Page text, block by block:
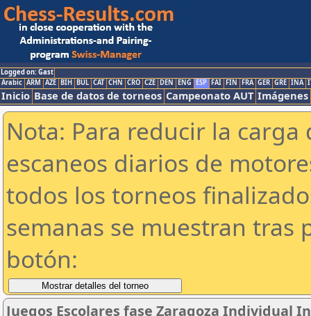
Logged on: Gast
Arabic ARM AZE BIH BUL CAT CHN CRO CZE DEN ENG ESP FAI FIN FRA GER GRE INA
Inicio Base de datos de torneos Campeonato AUT Imágenes
Nota: Para reducir la
escaneos diarios de
todos los torneos
semanas se muestran tras
botón:
Juegos Escolares fase Zaragoza Individual